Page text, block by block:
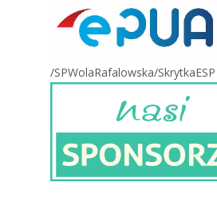
/SPWolaRafalowska/SkrytkaESP